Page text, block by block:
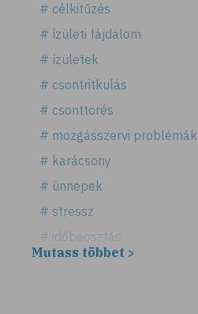
# célkitűzés
# ízületi fájdalom
# ízületek
# csontritkulás
# csonttörés
# mozgásszervi problémák
# karácsony
# ünnepek
# stressz
# időbeosztás
# háztartás
Mutass többet >